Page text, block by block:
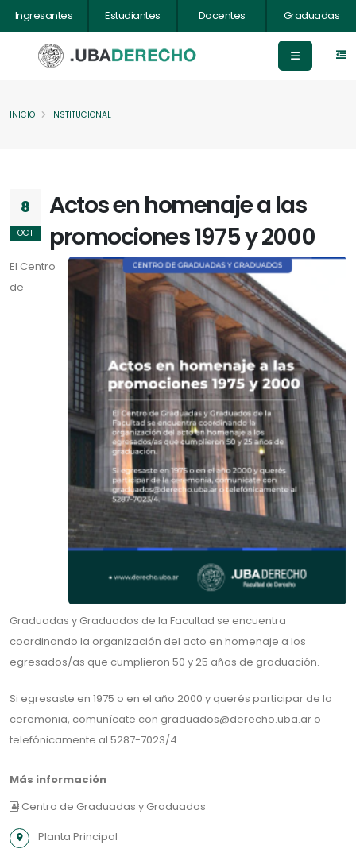
Ingresantes Estudiantes Docentes Graduadas
INICIO INSTITUCIONAL
8
OCT
Actos en homenaje a las
promociones 1975 y 2000
El Centro
de
Graduadas y Graduados de la Facultad se encuentra
coordinando la organización del acto en homenaje a los
egresados/as que cumplieron 50 y 25 años de graduación.
Si egresaste en 1975 o en el año 2000 y querés participar de la
ceremonia, comunícate con graduados@derecho.uba.ar o
telefónicamente al 5287-7023/4.
Más información
Centro de Graduadas y Graduados
Planta Principal